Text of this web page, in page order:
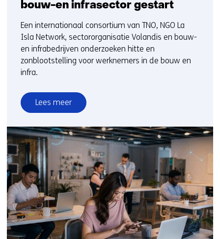
bouw-en infrasector gestart
Een internationaal consortium van TNO, NGO La
Isla Network, sectororganisatie Volandis en bouw-
en infrabedrijven onderzoeken hitte en
zonblootstelling voor werknemers in de bouw en
infra.
Lees meer
over
Onderzoek
naar
omgang
risico’s
hitte
en
zon
in
Nederlandse
bouw-